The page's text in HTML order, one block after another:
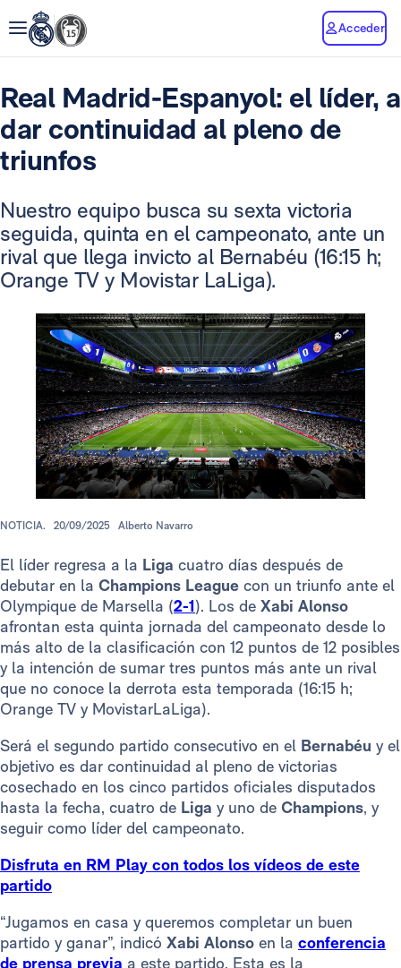
Acceder
Real Madrid-Espanyol: el líder, a
dar continuidad al pleno de
triunfos
Nuestro equipo busca su sexta victoria
seguida, quinta en el campeonato, ante un
rival que llega invicto al Bernabéu (16:15 h;
Orange TV y Movistar LaLiga).
NOTICIA. 20/09/2025 Alberto Navarro
El líder regresa a la Liga cuatro días después de
debutar en la Champions League con un triunfo ante el
Olympique de Marsella (2-1). Los de Xabi Alonso
afrontan esta quinta jornada del campeonato desde lo
más alto de la clasificación con 12 puntos de 12 posibles
y la intención de sumar tres puntos más ante un rival
que no conoce la derrota esta temporada (16:15 h;
Orange TV y MovistarLaLiga).
Será el segundo partido consecutivo en el Bernabéu y el
objetivo es dar continuidad al pleno de victorias
cosechado en los cinco partidos oficiales disputados
hasta la fecha, cuatro de Liga y uno de Champions, y
seguir como líder del campeonato.
Disfruta en RM Play con todos los vídeos de este
partido
“Jugamos en casa y queremos completar un buen
partido y ganar”, indicó Xabi Alonso en la conferencia
de prensa previa a este partido. Esta es la